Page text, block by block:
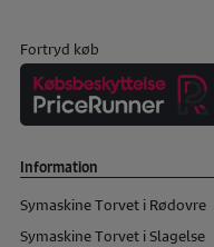
Fortryd køb
Information
Symaskine Torvet i Rødovre
Symaskine Torvet i Slagelse